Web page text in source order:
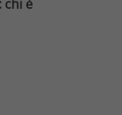
chi è